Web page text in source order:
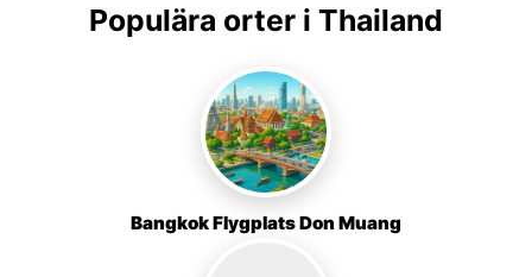
Populära orter i Thailand
Bangkok Flygplats Don Muang